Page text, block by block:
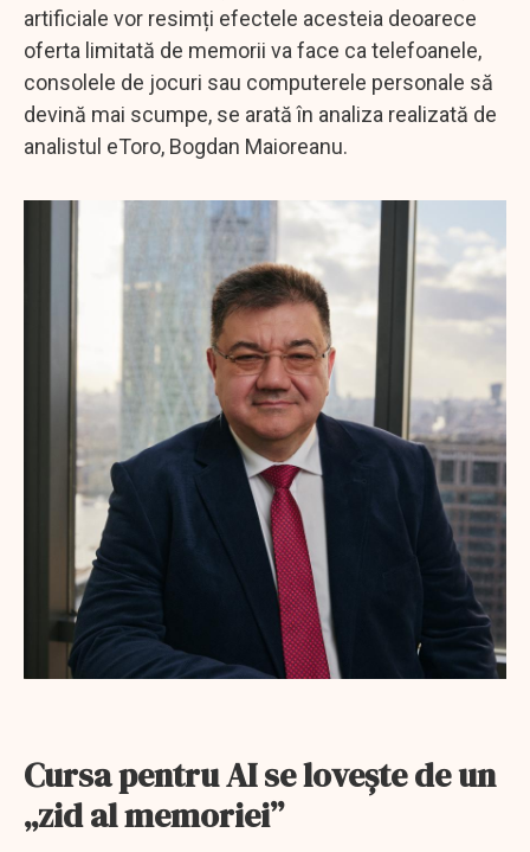
artificiale vor resimți efectele acesteia deoarece
oferta limitată de memorii va face ca telefoanele,
consolele de jocuri sau computerele personale să
devină mai scumpe, se arată în analiza realizată de
analistul eToro, Bogdan Maioreanu.
Cursa pentru AI se lovește de un
„zid al memoriei”